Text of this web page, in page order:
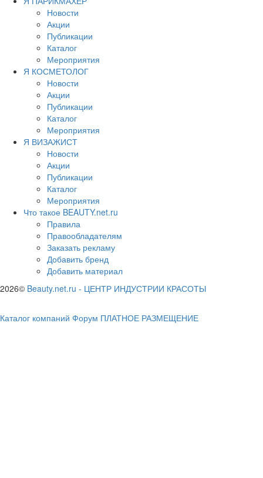
Новости
Акции
Публикации
Каталог
Мероприятия
Я КОСМЕТОЛОГ
Новости
Акции
Публикации
Каталог
Мероприятия
Я ВИЗАЖИСТ
Новости
Акции
Публикации
Каталог
Мероприятия
Что такое BEAUTY.net.ru
Правила
Правообладателям
Заказать рекламу
Добавить бренд
Добавить материал
2026© Beauty.net.ru - ЦЕНТР ИНДУСТРИИ КРАСОТЫ
Каталог компаний Форум ПЛАТНОЕ РАЗМЕЩЕНИЕ